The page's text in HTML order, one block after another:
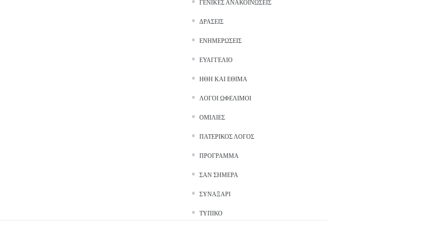
ΓΕΝΙΚΈΣ ΑΝΑΚΟΙΝΏΣΕΙΣ
ΔΡΆΣΕΙΣ
ΕΝΗΜΕΡΏΣΕΙΣ
ΕΥΑΓΓΈΛΙΟ
ΉΘΗ ΚΑΙ ΈΘΙΜΑ
ΛΌΓΟΙ ΩΦΈΛΙΜΟΙ
ΟΜΙΛΊΕΣ
ΠΑΤΕΡΙΚΌΣ ΛΌΓΟΣ
ΠΡΌΓΡΑΜΜΑ
ΣΑΝ ΣΉΜΕΡΑ
ΣΥΝΑΞΆΡΙ
ΤΥΠΙΚΌ